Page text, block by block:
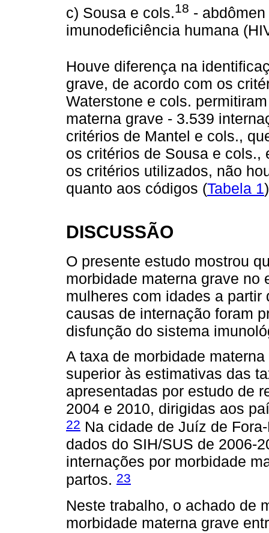
c) Sousa e cols.18 -
imunodeficiência humana
Houve diferença na
grave, de acordo com os
Waterstone e cols.
materna grave - 3.539
critérios de Mantel e cols.,
os critérios de Sousa e cols.,
os critérios utilizados, não
quanto aos códigos (Tabela 1
DISCUSSÃO
O presente estudo mostrou
morbidade materna grave no
mulheres com idades a
causas de internação foram
disfunção do sistema
A taxa de morbidade
superior às estimativas das
apresentadas por estudo de
2004 e 2010, dirigidas aos
22 Na cidade de Juíz de
dados do SIH/SUS de 2006-
internações por morbidade
partos. 23
Neste trabalho, o achado de
morbidade materna grave